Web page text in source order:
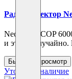
Радар-детектор
Neoline X-COP
и это не
Быстрый просмотр
Уточнить наличие